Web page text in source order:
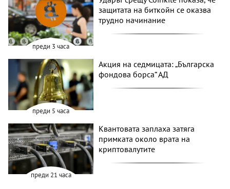
преди 3 часа
защитата на биткойн се оказва
трудно начинание
преди 5 часа
Акция на седмицата: „Българска
фондова борса“ АД
преди 21 часа
Квантовата заплаха затяга
примката около врата на
криптовалутите